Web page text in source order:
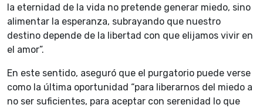
la eternidad de la vida no pretende generar miedo, sino
alimentar la esperanza, subrayando que nuestro
destino depende de la libertad con que elijamos vivir en
el amor”.
En este sentido, aseguró que el purgatorio puede verse
como la última oportunidad “para liberarnos del miedo a
no ser suficientes, para aceptar con serenidad lo que